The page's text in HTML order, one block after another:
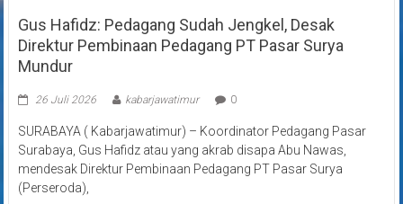
Gus Hafidz: Pedagang Sudah Jengkel, Desak
Direktur Pembinaan Pedagang PT Pasar Surya
Mundur
26 Juli 2026 kabarjawatimur 0
SURABAYA ( Kabarjawatimur) – Koordinator Pedagang Pasar
Surabaya, Gus Hafidz atau yang akrab disapa Abu Nawas,
mendesak Direktur Pembinaan Pedagang PT Pasar Surya
(Perseroda),